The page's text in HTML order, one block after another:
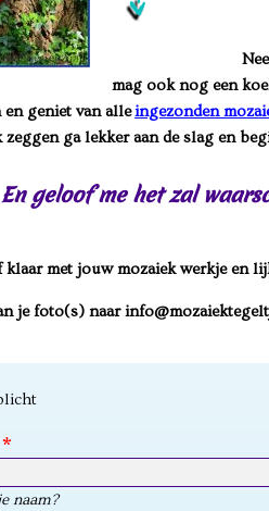
mag ook nog een
geniet van alleingezonden
zeggen ga lekker aan de slag en
En geloof me het zal
klaar met jouw mozaiek werkje en
je foto(s) naar
naam?